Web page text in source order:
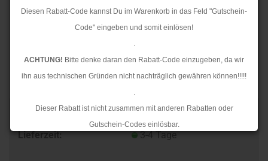
Diesen Rabatt-Code kannst Du im Warenkorb in das Feld "Gutschein-
Code" eingeben und somit einlösen!
.
ACHTUNG! Bitte denke daran den Rabatt-Code einzugeben, da wir
ihn aus technischen Gründen nicht nachträglich gewähren können!!!!!
.
Dieser Rabatt ist nicht zusammen mit anderen Rabatten oder
Gutschein-Codes einlösbar.
.
Lieferzeit:
3-4 Tage